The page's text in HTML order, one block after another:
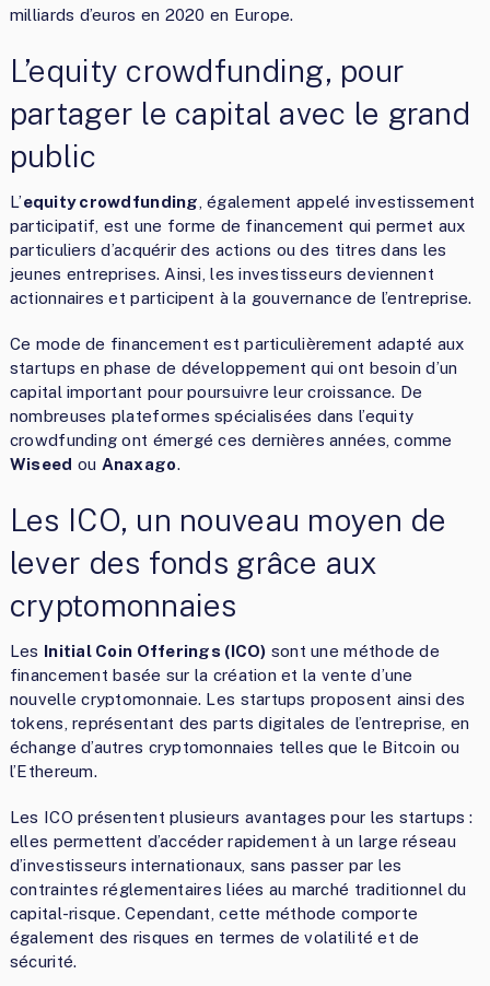
milliards d’euros en 2020 en Europe.
L’equity crowdfunding, pour
partager le capital avec le grand
public
L’equity crowdfunding , également appelé investissement
participatif, est une forme de financement qui permet aux
particuliers d’acquérir des actions ou des titres dans les
jeunes entreprises. Ainsi, les investisseurs deviennent
actionnaires et participent à la gouvernance de l’entreprise.
Ce mode de financement est particulièrement adapté aux
startups en phase de développement qui ont besoin d’un
capital important pour poursuivre leur croissance. De
nombreuses plateformes spécialisées dans l’equity
crowdfunding ont émergé ces dernières années, comme
Wiseed ou Anaxago.
Les ICO, un nouveau moyen de
lever des fonds grâce aux
cryptomonnaies
Les Initial Coin Offerings (ICO) sont une méthode de
financement basée sur la création et la vente d’une
nouvelle cryptomonnaie. Les startups proposent ainsi des
tokens, représentant des parts digitales de l’entreprise, en
échange d’autres cryptomonnaies telles que le Bitcoin ou
l’Ethereum.
Les ICO présentent plusieurs avantages pour les startups :
elles permettent d’accéder rapidement à un large réseau
d’investisseurs internationaux, sans passer par les
contraintes réglementaires liées au marché traditionnel du
capital-risque. Cependant, cette méthode comporte
également des risques en termes de volatilité et de
sécurité.